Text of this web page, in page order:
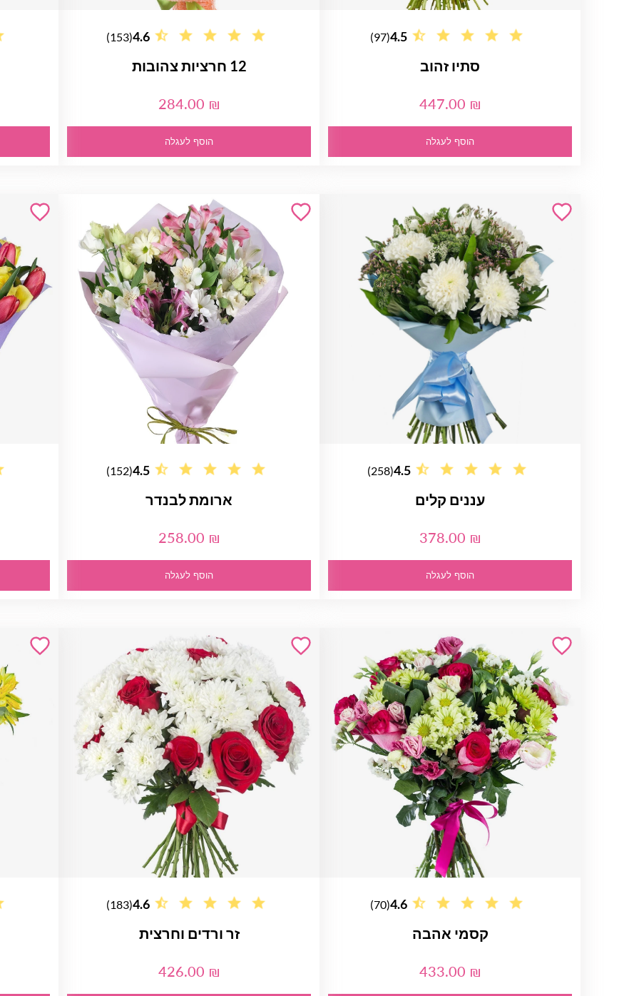
4.5
(97)
סתיו זהוב
447.00 ₪
הוסף לעגלה
4.6
(153)
12 חרציות צהובות
284.00 ₪
הוסף לעגלה
4.5
(258)
עננים קלים
378.00 ₪
הוסף לעגלה
4.5
(152)
ארומת לבנדר
258.00 ₪
הוסף לעגלה
4.6
(70)
קסמי אהבה
433.00 ₪
4.6
(183)
זר ורדים וחרצית
426.00 ₪